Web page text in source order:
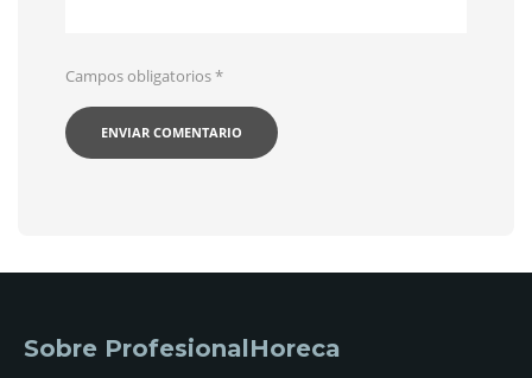
Campos obligatorios*
Sobre ProfesionalHoreca